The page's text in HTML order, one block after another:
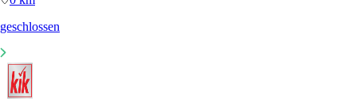
geschlossen